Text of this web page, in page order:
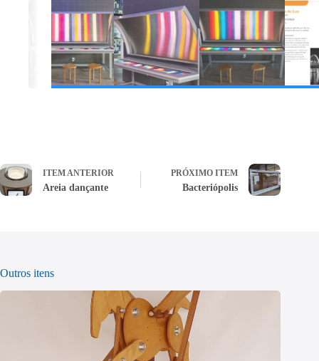
ITEM ANTERIOR
Areia dançante
PRÓXIMO ITEM
Bacteriópolis
Outros itens